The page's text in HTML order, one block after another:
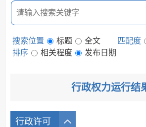
建议提案办理
应急管理
搜索位置 标题 全文 匹配度
排序
相关程度 发布日期
行政权力运行结
行政许可